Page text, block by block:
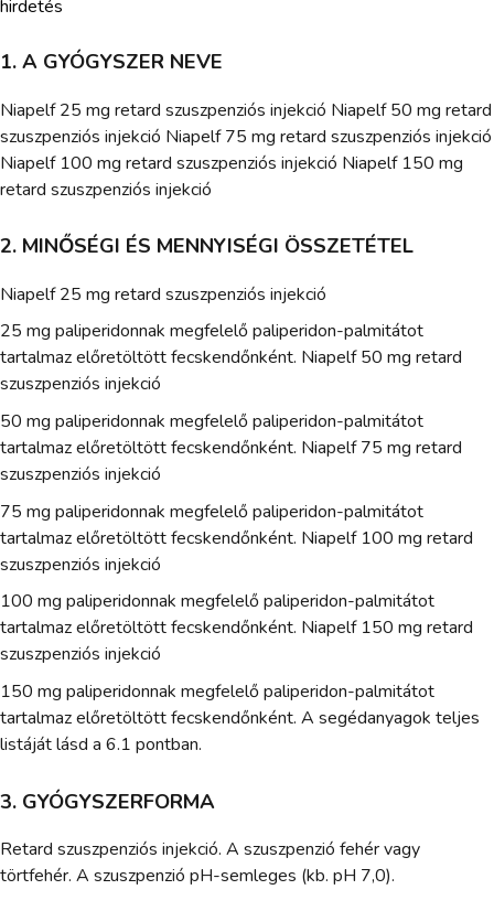
hirdetés
1. A GYÓGYSZER NEVE
Niapelf 25 mg retard szuszpenziós injekció Niapelf 50 mg retard
szuszpenziós injekció Niapelf 75 mg retard szuszpenziós injekció
Niapelf 100 mg retard szuszpenziós injekció Niapelf 150 mg
retard szuszpenziós injekció
2. MINŐSÉGI ÉS MENNYISÉGI ÖSSZETÉTEL
Niapelf 25 mg retard szuszpenziós injekció
25 mg paliperidonnak megfelelő paliperidon-palmitátot
tartalmaz előretöltött fecskendőnként. Niapelf 50 mg retard
szuszpenziós injekció
50 mg paliperidonnak megfelelő paliperidon-palmitátot
tartalmaz előretöltött fecskendőnként. Niapelf 75 mg retard
szuszpenziós injekció
75 mg paliperidonnak megfelelő paliperidon-palmitátot
tartalmaz előretöltött fecskendőnként. Niapelf 100 mg retard
szuszpenziós injekció
100 mg paliperidonnak megfelelő paliperidon-palmitátot
tartalmaz előretöltött fecskendőnként. Niapelf 150 mg retard
szuszpenziós injekció
150 mg paliperidonnak megfelelő paliperidon-palmitátot
tartalmaz előretöltött fecskendőnként. A segédanyagok teljes
listáját lásd a 6.1 pontban.
3. GYÓGYSZERFORMA
Retard szuszpenziós injekció. A szuszpenzió fehér vagy
törtfehér. A szuszpenzió pH-semleges (kb. pH 7,0).